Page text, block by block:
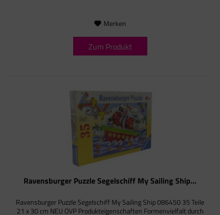
Merken
Zum Produkt
Ravensburger Puzzle Segelschiff My Sailing Ship...
Ravensburger Puzzle Segelschiff My Sailing Ship 086450 35 Teile
21 x 30 cm NEU OVP Produkteigenschaften Formenvielfalt durch